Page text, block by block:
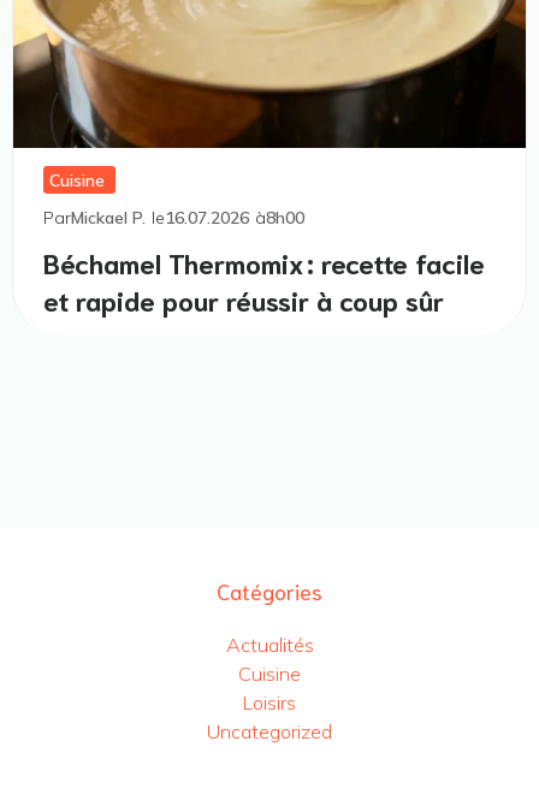
Cuisine
ParMickael P. le16.07.2026 à8h00
Béchamel Thermomix : recette facile
et rapide pour réussir à coup sûr
Catégories
Actualités
Cuisine
Loisirs
Uncategorized